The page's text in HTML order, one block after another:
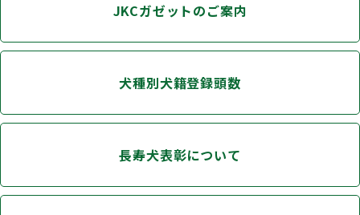
JKCガゼットのご案内
犬種別犬籍登録頭数
長寿犬表彰について